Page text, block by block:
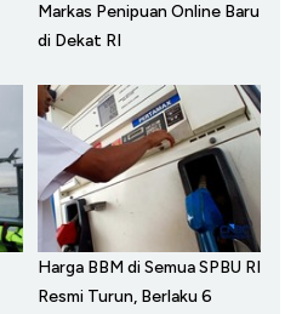
Markas Penipuan Online Baru
di Dekat RI
Harga BBM di Semua SPBU RI
Resmi Turun, Berlaku 6